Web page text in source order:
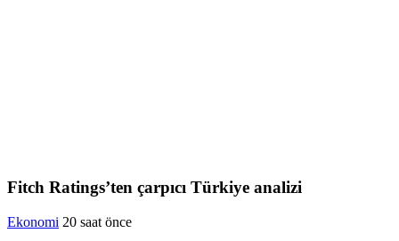
Fitch Ratings’ten çarpıcı Türkiye analizi
Ekonomi 20 saat önce